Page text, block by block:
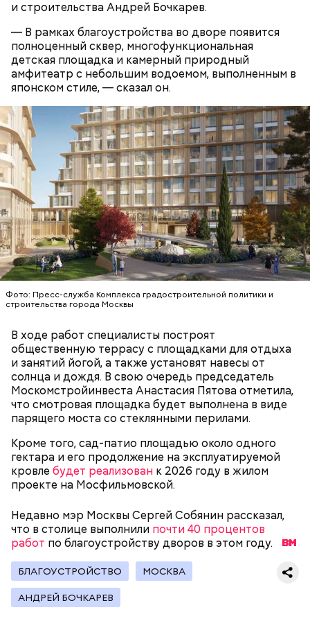
и строительства Андрей Бочкарев.
— В рамках благоустройства во дворе появится
полноценный сквер, многофункциональная
детская площадка и камерный природный
амфитеатр с небольшим водоемом, выполненным в
японском стиле, — сказал он.
Фото: Пресс-служба Комплекса градостроительной политики и
строительства города Москвы
В ходе работ специалисты построят
общественную террасу с площадками для отдыха
и занятий йогой, а также установят навесы от
солнца и дождя. В свою очередь председатель
Москомстройинвеста Анастасия Пятова отметила,
что смотровая площадка будет выполнена в виде
парящего моста со стеклянными перилами.
Кроме того, сад-патио площадью около одного
гектара и его продолжение на эксплуатируемой
кровле будет реализован к 2026 году в жилом
проекте на Мосфильмовской.
Недавно мэр Москвы Сергей Собянин рассказал,
что в столице выполнили почти 40 процентов
работ по благоустройству дворов в этом году.
БЛАГОУСТРОЙСТВО МОСКВА
АНДРЕЙ БОЧКАРЕВ
Мавзолей Ленина — это памятник, музей, а также
усыпальница всем известного вождя советского
народа Владимира Ильича Ленина. Он находится в
самом центре Красной площади. Более того,
мавзолей Ленина является одним из важных
Внутри Мавзолея находится траурный зал, где
покоится тело Ленина. Он оформлен в темных и
красных тонах. Тело Владимира Ильича
подсвечивают 14 лампочек розового спектра,
которые придают коже естественный цвет. Это
позволяет Ленину выглядеть максимально живым.
Также в саркофаге постоянно циркулирует воздух
температурой +16 градусов. Отметим, что в здании
запрещено фотографировать бывшего вождя и
снимать на видео.
Московский зоопарк
— В пассажирах не терплю грубости. Да и, в
принципе, все. А так я спокойный, когда поем, —
говорит с улыбкой Владимир, 45 лет.
— Не люблю, когда велосипеды где ни попадя
оставляют. Иногда пытаешься зайти в метро, а у
входа велосипед. И ты просишь: мол, уберите —
там же ведь специальные подставки есть для
велосипедов. Но без толку: на подставки не ставят,
а ставят у дверей. И это прямо мешает очень
сильно, — сказал Иван, 19 лет.
— заявила Ирина Васильевна, 60 лет.